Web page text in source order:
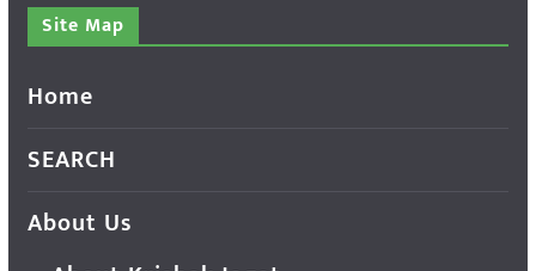
Site Map
Home
SEARCH
About Us